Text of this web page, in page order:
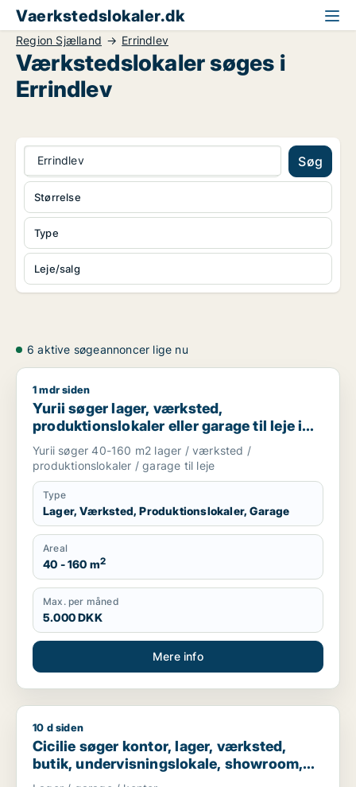
Vaerkstedslokaler.dk
Region Sjælland Errindlev
Værkstedslokaler søges i
Errindlev
Errindlev Søg
Type
Leje/salg
Størrelse
6 aktive søgeannoncer lige nu
Yurii søger lager, værksted, produktionslokaler eller garage
1 mdr siden
Yurii søger lager, værksted,
produktionslokaler eller garage til leje i
Region Sjælland
Yurii søger 40-160 m2 lager / værksted /
produktionslokaler / garage til leje
Type
Lager, Værksted, Produktionslokaler, Garage
Areal
40 - 160 m2
Max. per måned
5.000 DKK
Mere info
Cicilie søger kontor, lager, værksted, butik,
10 d siden
Cicilie søger kontor, lager, værksted,
butik, undervisningslokale, showroom,
erhvervsgrund, produktionslokaler eller